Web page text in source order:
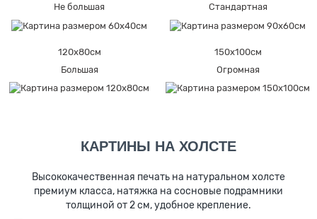
Не большая
Стандартная
120х80см
Большая
150х100см
Огромная
КАРТИНЫ НА ХОЛСТЕ
Высококачественная печать на натуральном холсте
премиум класса, натяжка на сосновые подрамники
толщиной от 2 см, удобное крепление.